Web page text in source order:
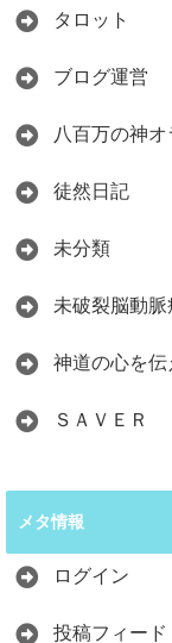
タロット
ブログ運営
八百万の神
徒然日記
未分類
未破裂脳動脈
神道の心を伝
ＳＡＶＥＲ
メタ情報
ログイン
投稿フィード